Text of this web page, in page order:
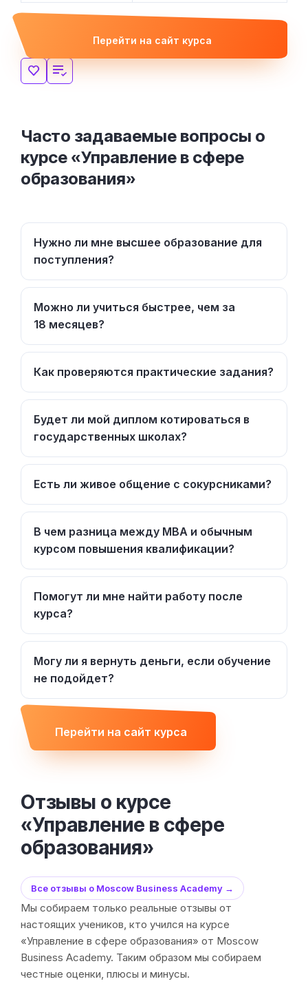
Перейти на сайт курса
Часто задаваемые вопросы о
курсе «Управление в сфере
образования»
Нужно ли мне высшее образование для
поступления?
Можно ли учиться быстрее, чем за
18 месяцев?
Как проверяются практические задания?
Будет ли мой диплом котироваться в
государственных школах?
Есть ли живое общение с сокурсниками?
В чем разница между MBA и обычным
курсом повышения квалификации?
Помогут ли мне найти работу после
курса?
Могу ли я вернуть деньги, если обучение
не подойдет?
Перейти на сайт курса
Отзывы о курсе
«Управление в сфере
образования»
Все отзывы о Moscow Business Academy →
Мы собираем только реальные отзывы от
настоящих учеников, кто учился на курсе
«Управление в сфере образования» от Moscow
Business Academy. Таким образом мы собираем
честные оценки, плюсы и минусы.